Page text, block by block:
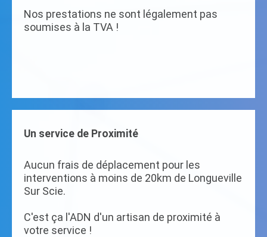
Nos prestations ne sont légalement pas
soumises à la TVA !
Un service de Proximité
Aucun frais de déplacement pour les
interventions à moins de 20km de Longueville
Sur Scie.
C'est ça l'ADN d'un artisan de proximité à
votre service !